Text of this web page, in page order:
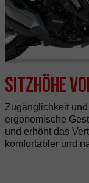
Sitzhöhe
Zugänglichkeit
ergonomische
und erhöht das
komfortabler und